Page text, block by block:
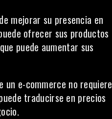
mejorar su presencia en
ofrecer sus productos
puede aumentar sus
un e-commerce no requiere
traducirse en precios